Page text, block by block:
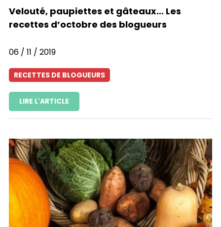
Velouté, paupiettes et gâteaux… Les
recettes d’octobre des blogueurs
06 / 11 / 2019
RECETTES DE BLOGUEURS
LIRE L'ARTICLE